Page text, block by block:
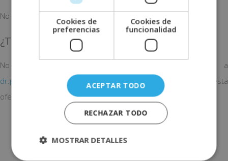
No se requiere experiencia previa.
¿Te interesa esta oferta de empleo?
No dejes perder esta oportunidad y envía tu CV a
dr.peracho@hotmail.comRecuerda indicar el nombre de esta
oferta en el asunto del correo. ¡Mucha suerte!
COMPARTE ESTE POST
Cookies de
preferencias
Cookies de
funcionalidad
ACEPTAR TODO
RECHAZAR TODO
MOSTRAR DETALLES